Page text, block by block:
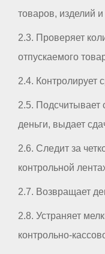
товаров, изделий
2.3. Проверяет
отпускаемого
2.4. Контролирует
2.5. Подсчитывает
деньги, выдает
2.6. Следит за
контрольной
2.7. Возвращает
2.8. Устраняет
контрольно-